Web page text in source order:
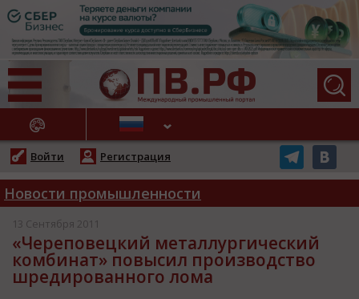
НОВОСТИ
Войти Регистрация
Новости промышленности
13 Сентября 2011
«Череповецкий металлургический
комбинат» повысил производство
шредированного лома